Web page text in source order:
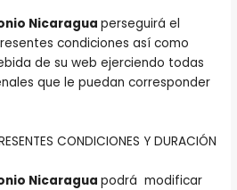
Nicaraguaperseguirá el
condiciones así como
de su web ejerciendo todas
que le puedan corresponder
CONDICIONES Y DURACIÓN
Nicaraguapodrá modificar